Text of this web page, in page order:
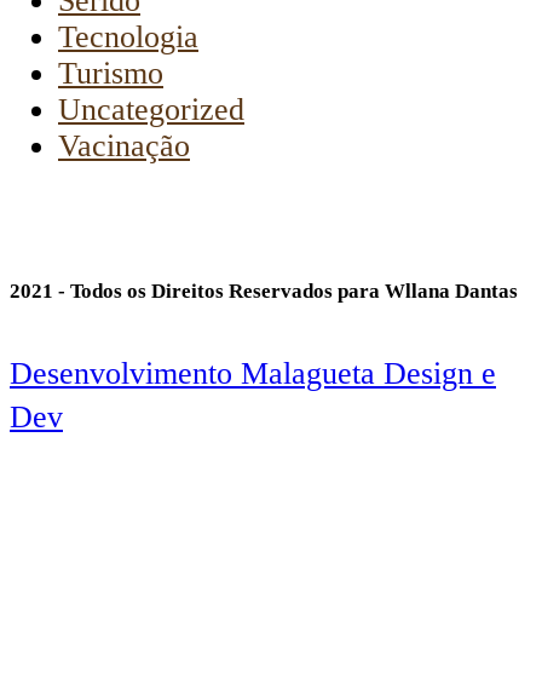
Tecnologia
Turismo
Uncategorized
Vacinação
2021 - Todos os Direitos Reservados para Wllana Dantas
Desenvolvimento Malagueta Design e
Dev